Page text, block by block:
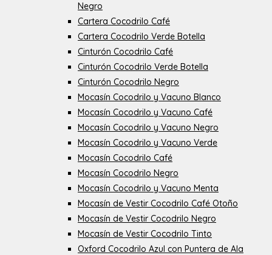
Negro
Cartera Cocodrilo Café
Cartera Cocodrilo Verde Botella
Cinturón Cocodrilo Café
Cinturón Cocodrilo Verde Botella
Cinturón Cocodrilo Negro
Mocasín Cocodrilo y Vacuno Blanco
Mocasín Cocodrilo y Vacuno Café
Mocasín Cocodrilo y Vacuno Negro
Mocasín Cocodrilo y Vacuno Verde
Mocasín Cocodrilo Café
Mocasín Cocodrilo Negro
Mocasín Cocodrilo y Vacuno Menta
Mocasín de Vestir Cocodrilo Café Otoño
Mocasín de Vestir Cocodrilo Negro
Mocasín de Vestir Cocodrilo Tinto
Oxford Cocodrilo Azul con Puntera de Ala